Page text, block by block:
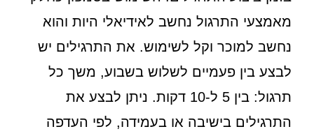
מאמצעי התרגול נחשב לאידיאלי היות והוא
נחשב למוכר וקל לשימוש. את התרגילים יש
לבצע בין פעמיים לשלוש בשבוע, משך כל
תרגול: בין 5 ל-10 דקות. ניתן לבצע את
התרגילים בישיבה או בעמידה, לפי העדפה